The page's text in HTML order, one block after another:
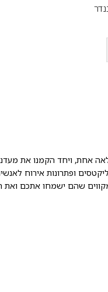
אחת, ויחד הקמנו את
שהם ישמחו אתכם